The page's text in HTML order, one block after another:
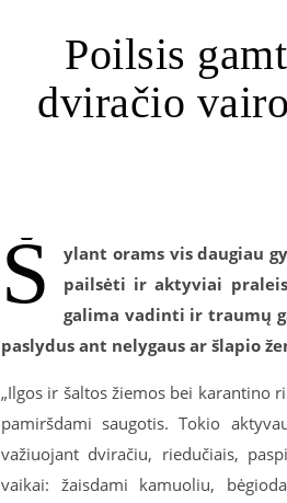
Poilsis
dviračio
Š
ylant orams vis daugiau
pailsėti ir aktyviai
galima vadinti ir traumų
paslydus ant nelygaus ar šlapio
„Ilgos ir šaltos žiemos bei karantino
pamiršdami saugotis. Tokio
važiuojant dviračiu, riedučiais,
vaikai: žaisdami kamuoliu,